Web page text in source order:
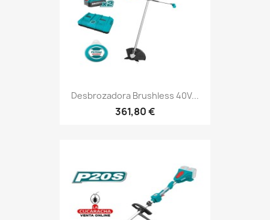
Desbrozadora Brushless 40V...
361,80 €